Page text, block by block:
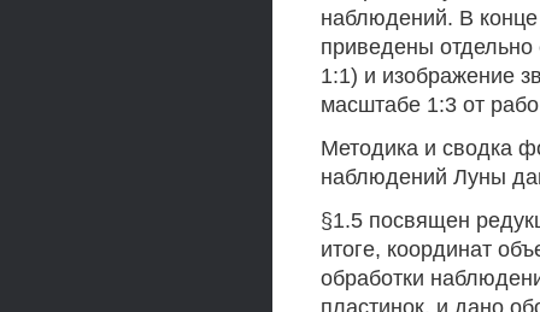
наблюдений. В
приведены
1:1) и изображение
масштабе 1:3 от
Методика и сводка
наблюдений Луны
§1.5 посвящен
итоге, координат
обработки
пластинок, и дано